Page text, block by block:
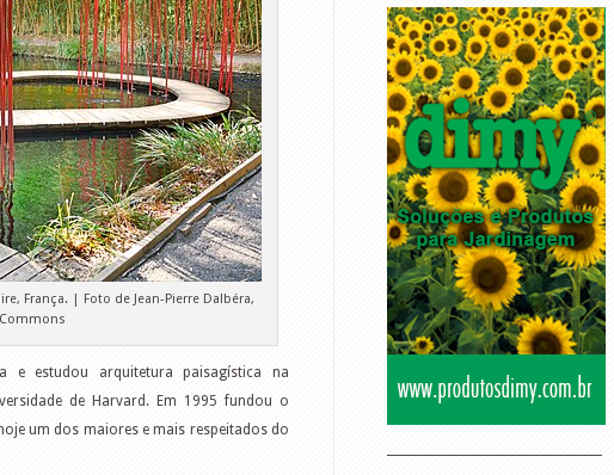
França. | Foto de Jean-Pierre Dalbéra,
Commons
e estudou arquitetura paisagística na
de Harvard. Em 1995 fundou o
um dos maiores e mais respeitados do